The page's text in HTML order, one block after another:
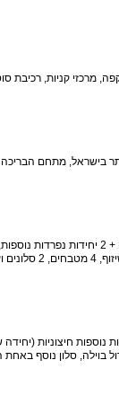
מרכזי קניות, רכיבת
בישראל, מתחם
אירוח יוקרה מפנק בצפון עם 3
יותר.
3 חדרי שינה בתוך הוילה + 2